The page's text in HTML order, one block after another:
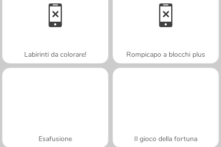
Labirinti da colorare! Rompicapo a blocchi plus
Esafusione Il gioco della fortuna